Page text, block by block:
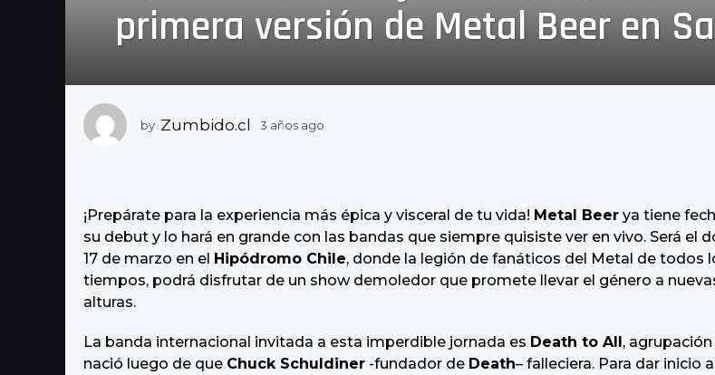
s
a
s
a
g
o
primera versión de Metal Beer en
by Zumbido.cl 3 años ago
a
g
o
¡Prepárate para la experiencia más épica y visceral de tu vida! Metal Beer ya tiene
su debut y lo hará en grande con las bandas que siempre quisiste ver en vivo. Será el
17 de marzo en el Hipódromo Chile, donde la legión de fanáticos del Metal de todos
tiempos, podrá disfrutar de un show demoledor que promete llevar el género a
alturas.
La banda internacional invitada a esta imperdible jornada es Death to All,
nació luego de que Chuck Schuldiner -fundador de Death– falleciera. Para dar inicio